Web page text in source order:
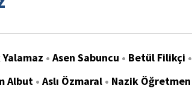
• Asen Sabuncu • Betül Filikçi •
Albut • Aslı Özmaral • Nazik Öğretmen